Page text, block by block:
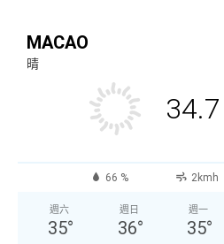
MACAO
晴
34.7
66 % 2kmh
週六
35°
週日
36°
週一
35°